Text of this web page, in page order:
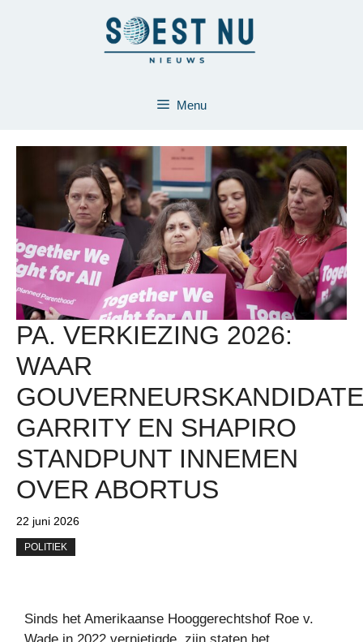
Menu
PA. VERKIEZING 2026:
WAAR
GARRITY EN SHAPIRO
STANDPUNT INNEMEN
OVER ABORTUS
22 juni 2026
POLITIEK
Sinds het Amerikaanse Hooggerechtshof Roe v.
Wade in 2022 vernietigde, zijn staten het